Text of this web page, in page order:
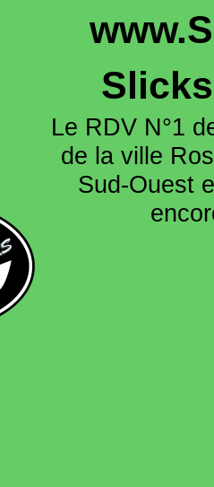
Le RDV N°1
de la ville
Sud-Ouest